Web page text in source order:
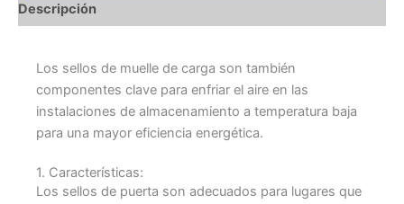
Descripción
Los sellos de muelle de carga son también
componentes clave para enfriar el aire en las
instalaciones de almacenamiento a temperatura baja
para una mayor eficiencia energética.
1. Características:
Los sellos de puerta son adecuados para lugares que